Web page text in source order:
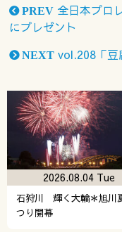
PREV 全日本プロ
にプレゼント
NEXT vol.208「豆
石狩川 輝く大輪＊旭川
つり開幕
2026.08.04 Tue